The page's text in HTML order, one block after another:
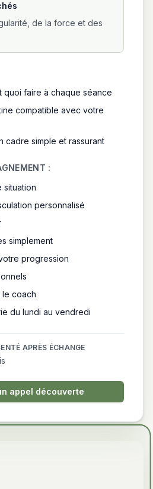
de la force et des
quoi faire à chaque séance
compatible avec votre
cadre simple et rassurant
:
situation
personnalisé
simplement
progression
le coach
du lundi au vendredi
APRÈS ÉCHANGE
appel découverte